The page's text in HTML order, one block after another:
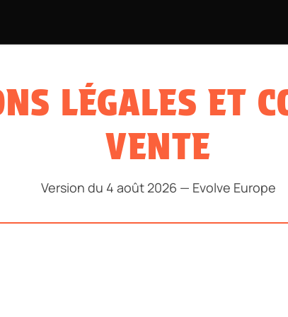
LÉGALES ET
VENTE
Version du 4 août 2026 — Evolve Europe